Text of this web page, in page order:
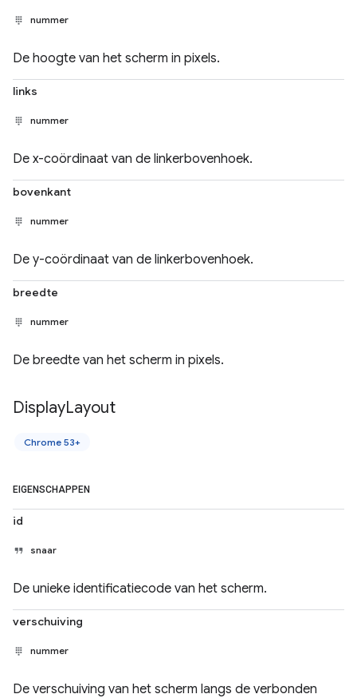
nummer
De hoogte van het scherm in pixels.
links
nummer
De x-coördinaat van de linkerbovenhoek.
bovenkant
nummer
De y-coördinaat van de linkerbovenhoek.
breedte
nummer
De breedte van het scherm in pixels.
DisplayLayout
Chrome 53+
EIGENSCHAPPEN
id
snaar
De unieke identificatiecode van het scherm.
verschuiving
nummer
De verschuiving van het scherm langs de verbonden